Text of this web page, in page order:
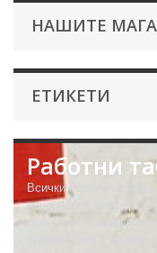
НАШИТЕ
ЕТИКЕТИ
Работни
Всички модели, които
невероятен комфорт, в
практичност при